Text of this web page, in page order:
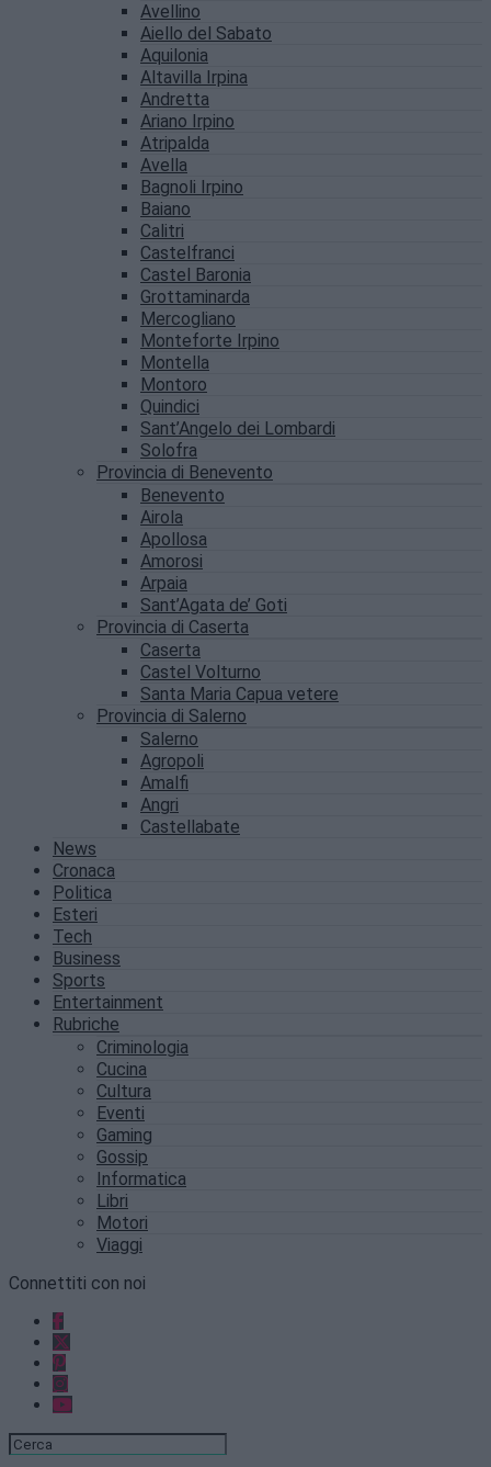
Avellino
Aiello del Sabato
Aquilonia
Altavilla Irpina
Andretta
Ariano Irpino
Atripalda
Avella
Bagnoli Irpino
Baiano
Calitri
Castelfranci
Castel Baronia
Grottaminarda
Mercogliano
Monteforte Irpino
Montella
Montoro
Quindici
Sant’Angelo dei Lombardi
Solofra
Provincia di Benevento
Benevento
Airola
Apollosa
Amorosi
Arpaia
Sant’Agata de’ Goti
Provincia di Caserta
Caserta
Castel Volturno
Santa Maria Capua vetere
Provincia di Salerno
Salerno
Agropoli
Amalfi
Angri
Castellabate
News
Cronaca
Politica
Esteri
Tech
Business
Sports
Entertainment
Rubriche
Criminologia
Cucina
Cultura
Eventi
Gaming
Gossip
Informatica
Libri
Motori
Viaggi
Connettiti con noi